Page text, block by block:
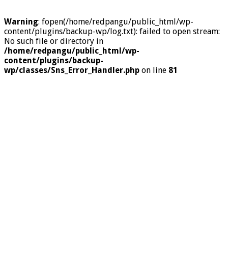
Warning: fopen(/home/redpangu/public_html/wp-
content/plugins/backup-wp/log.txt): failed to open stream:
No such file or directory in
/home/redpangu/public_html/wp-
content/plugins/backup-
wp/classes/Sns_Error_Handler.php on line 81